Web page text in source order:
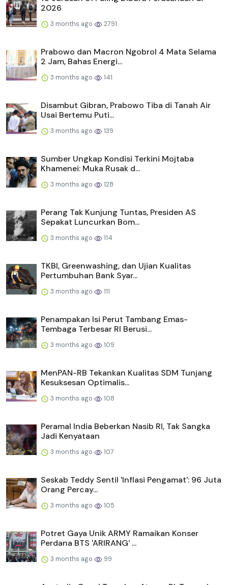
2026
3 months ago 2791
Prabowo dan Macron Ngobrol 4 Mata Selama
2 Jam, Bahas Energi...
3 months ago 141
Disambut Gibran, Prabowo Tiba di Tanah Air
Usai Bertemu Puti...
3 months ago 139
Sumber Ungkap Kondisi Terkini Mojtaba
Khamenei: Muka Rusak d...
3 months ago 128
Perang Tak Kunjung Tuntas, Presiden AS
Sepakat Luncurkan Bom...
3 months ago 114
TKBI, Greenwashing, dan Ujian Kualitas
Pertumbuhan Bank Syar...
3 months ago 111
Penampakan Isi Perut Tambang Emas-
Tembaga Terbesar RI Berusi...
3 months ago 109
MenPAN-RB Tekankan Kualitas SDM Tunjang
Kesuksesan Optimalis...
3 months ago 108
Peramal India Beberkan Nasib RI, Tak Sangka
Jadi Kenyataan
3 months ago 107
Seskab Teddy Sentil 'Inflasi Pengamat': 96 Juta
Orang Percay...
3 months ago 105
Potret Gaya Unik ARMY Ramaikan Konser
Perdana BTS 'ARIRANG' ...
3 months ago 99